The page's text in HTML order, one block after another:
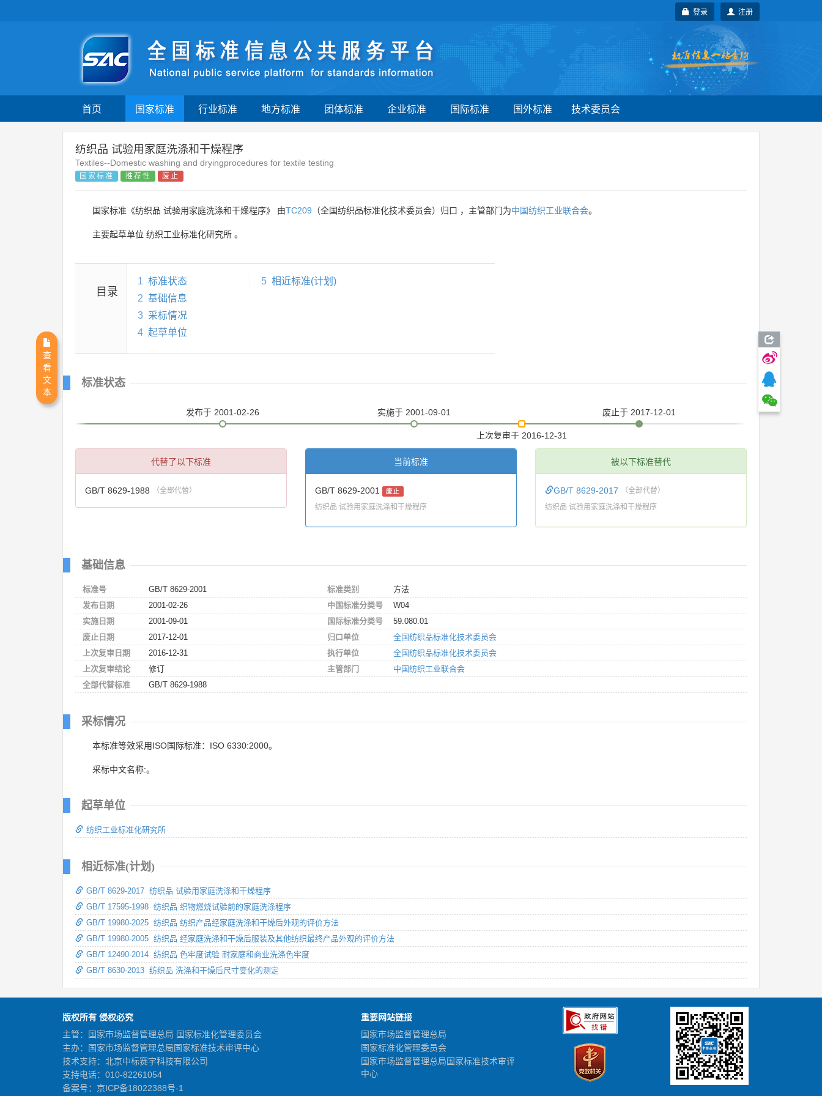
注册
登录
首页 国家标准 行业标准 地方标准 团体标准 企业标准 国际标准 国外标准 技术委员会
纺织品 试验用家庭洗涤和干燥程序
Textiles--Domestic washing and dryingprocedures for textile testing
国家标准 推荐性 废止
国家标准《纺织品 试验用家庭洗涤和干燥程序》 由TC209 （全国纺织品标准化技术委员会）归口 ，主管部门为中国纺织工业联合会。
主要起草单位 纺织工业标准化研究所 。
目录
1 标准状态
2 基础信息
3 采标情况
4 起草单位
5 相近标准(计划)
标准状态
发布于 2001-02-26 实施于 2001-09-01
上次复审于 2016-12-31
废止于 2017-12-01
代替了以下标准
GB/T 8629-1988 （全部代替）
当前标准
GB/T 8629-2001 废止
纺织品 试验用家庭洗涤和干燥程序
被以下标准替代
GB/T 8629-2017 （全部代替）
纺织品 试验用家庭洗涤和干燥程序
基础信息
标准号
GB/T 8629-2001
发布日期
2001-02-26
实施日期
2001-09-01
废止日期
2017-12-01
上次复审日期
2016-12-31
上次复审结论
修订
全部代替标准
GB/T 8629-1988
标准类别
方法
中国标准分类号
W04
国际标准分类号
59.080.01
归口单位
全国纺织品标准化技术委员会
执行单位
全国纺织品标准化技术委员会
主管部门
中国纺织工业联合会
采标情况
本标准等效采用ISO国际标准：ISO 6330:2000。
采标中文名称:。
起草单位
纺织工业标准化研究所
相近标准(计划)
GB/T 8629-2017 纺织品 试验用家庭洗涤和干燥程序
GB/T 17595-1998 纺织品 织物燃烧试验前的家庭洗涤程序
GB/T 19980-2025 纺织品 纺织产品经家庭洗涤和干燥后外观的评价方法
GB/T 19980-2005 纺织品 经家庭洗涤和干燥后服装及其他纺织最终产品外观的评价方法
GB/T 12490-2014 纺织品 色牢度试验 耐家庭和商业洗涤色牢度
GB/T 8630-2013 纺织品 洗涤和干燥后尺寸变化的测定
版权所有 侵权必究
主管：国家市场监督管理总局 国家标准化管理委员会
主办：国家市场监督管理总局国家标准技术审评中心
技术支持：北京中标赛宇科技有限公司
支持电话：010-82261054
备案号： 京ICP备18022388号-1
重要网站链接
国家市场监督管理总局
国家标准化管理委员会
国家市场监督管理总局国家标准技术审评
中心
查
看
文
本